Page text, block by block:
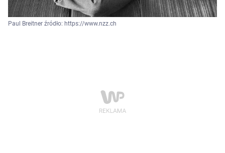
Paul Breitner źródło: https://www.nzz.ch